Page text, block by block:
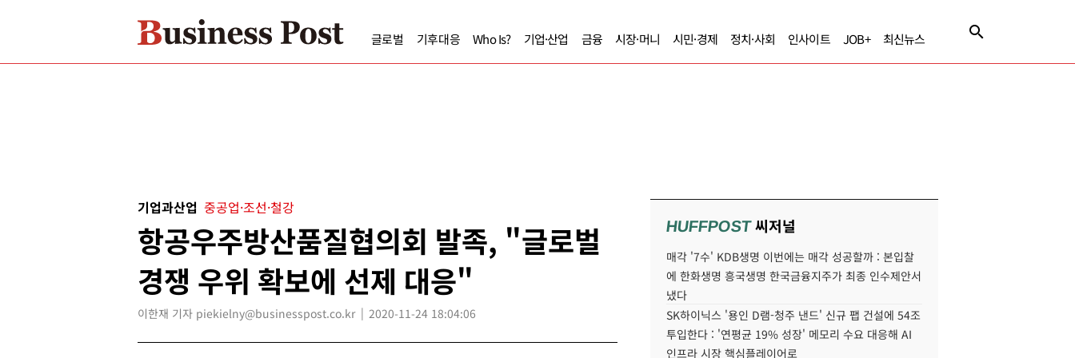
글로벌 기후대응 Who Is? 기업·산업 금융 시장·머니 시민·경제 정치·사회 인사이트 JOB+ 최신뉴스
기업과산업 중공업·조선·철강
항공우주방산품질협의회 발족, "글로벌
경쟁 우위 확보에 선제 대응"
이한재 기자 piekielny@businesspost.co.kr 2020-11-24 18:04:06
HUFFPOST씨저널
매각 '7수' KDB생명 이번에는 매각 성공할까 : 본입찰
에 한화생명 흥국생명 한국금융지주가 최종 인수제안서
냈다
SK하이닉스 '용인 D램-청주 낸드' 신규 팹 건설에 54조
투입한다 : '연평균 19% 성장' 메모리 수요 대응해 AI
인프라 시장 핵심플레이어로